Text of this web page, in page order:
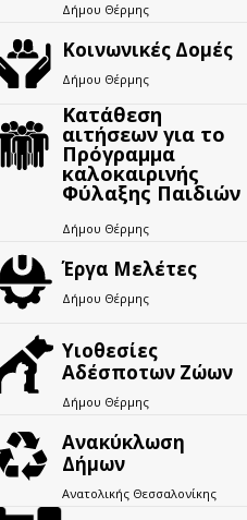
Δήμου Θέρμης
Κοινωνικές Δομές
Δήμου Θέρμης
Κατάθεση
αιτήσεων για το
Πρόγραμμα
καλοκαιρινής
Φύλαξης Παιδιών
Δήμου Θέρμης
Έργα Μελέτες
Δήμου Θέρμης
Υιοθεσίες
Αδέσποτων Ζώων
Δήμου Θέρμης
Ανακύκλωση
Δήμων
Ανατολικής Θεσσαλονίκης